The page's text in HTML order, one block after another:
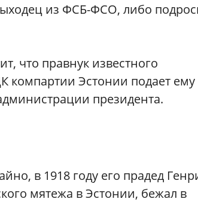
из ФСБ-ФСО, либо
что правнук известного
компартии Эстонии подает ему
президента.
в 1918 году его прадед
мятежа в Эстонии, бежал в